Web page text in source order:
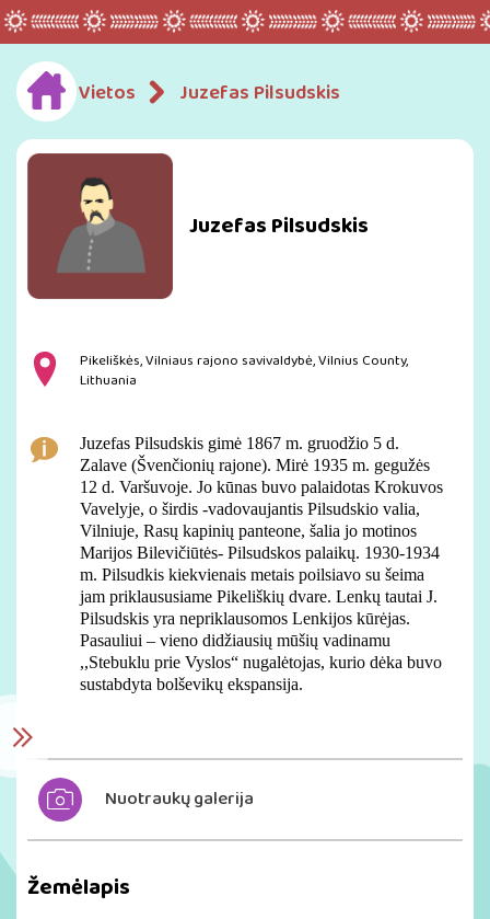
Vietos Juzefas Pilsudskis
Juzefas Pilsudskis
Pikeliškės, Vilniaus rajono savivaldybė, Vilnius County,
Lithuania
Juzefas Pilsudskis gimė 1867 m. gruodžio 5 d.
Zalave (Švenčionių rajone). Mirė 1935 m. gegužės
12 d. Varšuvoje. Jo kūnas buvo palaidotas Krokuvos
Vavelyje, o širdis -vadovaujantis Pilsudskio valia,
Vilniuje, Rasų kapinių panteone, šalia jo motinos
Marijos Bilevičiūtės- Pilsudskos palaikų. 1930-1934
m. Pilsudkis kiekvienais metais poilsiavo su šeima
jam priklaususiame Pikeliškių dvare. Lenkų tautai J.
Pilsudskis yra nepriklausomos Lenkijos kūrėjas.
Pasauliui – vieno didžiausių mūšių vadinamu
,,Stebuklu prie Vyslos“ nugalėtojas, kurio dėka buvo
sustabdyta bolševikų ekspansija.
Nuotraukų galerija
Žemėlapis